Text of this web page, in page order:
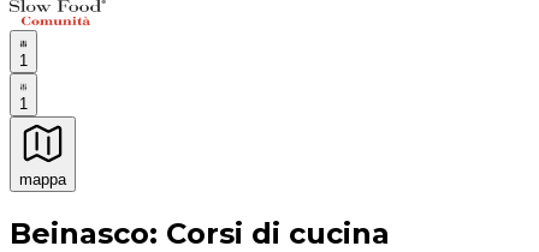
1
1
mappa
Esperienze culinarie indimenticabili: Esperienze
Beinasco: Corsi di cucina